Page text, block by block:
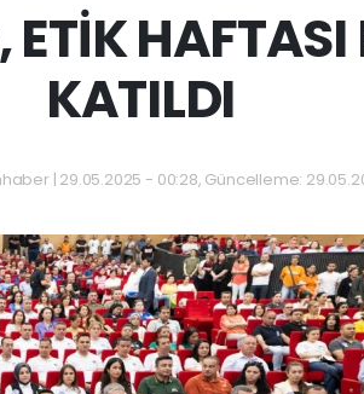
ETİK
KATILDI
| 29.05.2025 - 00:28, Güncelleme: